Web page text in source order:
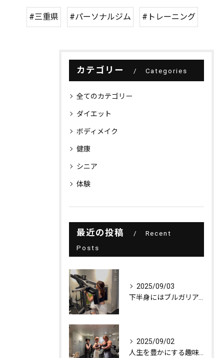
#三重県 #パーソナルジム #トレーニング
カテゴリー Categories
全てのカテゴリー
ダイエット
ボディメイク
健康
シニア
体験
最近の投稿
Recent
Posts
2025/09/03
下半身にはブルガリアンスクワット！
2025/09/02
人生を豊かにする趣味探し